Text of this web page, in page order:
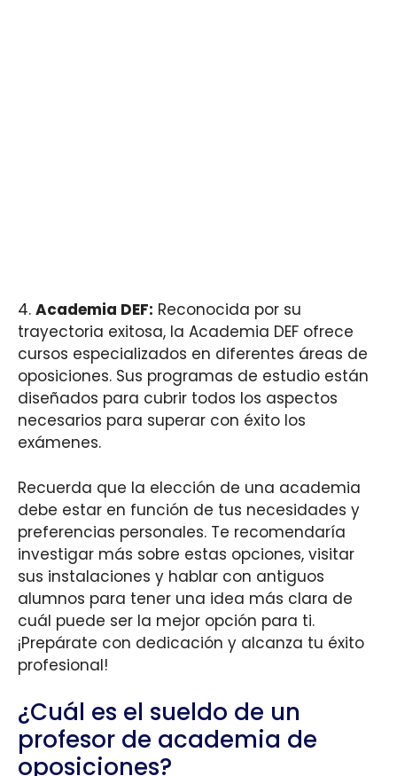
4. Academia DEF: Reconocida por su
trayectoria exitosa, la Academia DEF ofrece
cursos especializados en diferentes áreas de
oposiciones. Sus programas de estudio están
diseñados para cubrir todos los aspectos
necesarios para superar con éxito los
exámenes.
Recuerda que la elección de una academia
debe estar en función de tus necesidades y
preferencias personales. Te recomendaría
investigar más sobre estas opciones, visitar
sus instalaciones y hablar con antiguos
alumnos para tener una idea más clara de
cuál puede ser la mejor opción para ti.
¡Prepárate con dedicación y alcanza tu éxito
profesional!
¿Cuál es el sueldo de un
profesor de academia de
oposiciones?